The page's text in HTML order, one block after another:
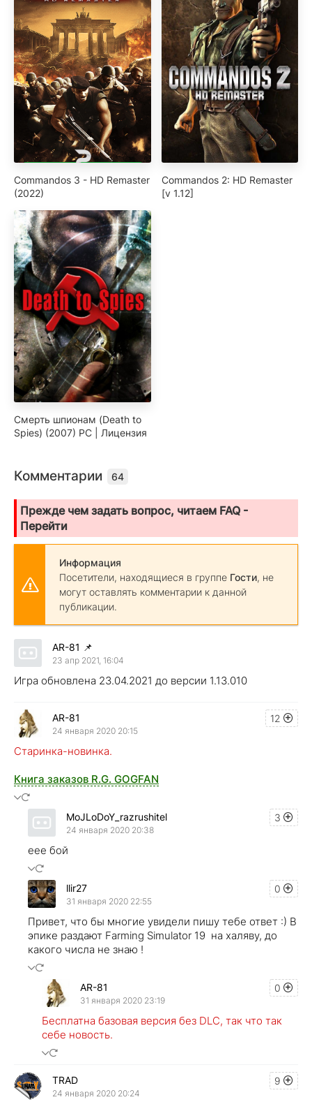
Commandos 3 - HD Remaster
(2022)
Commandos 2: HD Remaster
[v 1.12]
Смерть шпионам (Death to
Spies) (2007) PC | Лицензия
Комментарии 64
Прежде чем задать вопрос, читаем FAQ -
Перейти
Информация
Посетители, находящиеся в группе Гости, не
могут оставлять комментарии к данной
публикации.
AR-81 📌
23 апр 2021, 16:04
Игра обновлена 23.04.2021 до версии 1.13.010
12
AR-81
24 января 2020 20:15
Старинка-новинка.
Книга заказов R.G. GOGFAN
3
MoJLoDoY_razrushitel
24 января 2020 20:38
еее бой
0
llir27
31 января 2020 22:55
Привет, что бы многие увидели пишу тебе ответ :) В
эпике раздают Farming Simulator 19 на халяву, до
какого числа не знаю !
0
AR-81
31 января 2020 23:19
Бесплатна базовая версия без DLC, так что так
себе новость.
9
TRAD
24 января 2020 20:24